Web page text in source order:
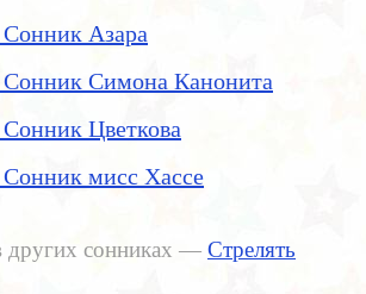
Азара
Симона Канонита
Цветкова
мисс Хассе
других сонниках — Стрелять